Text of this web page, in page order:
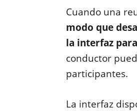
Cuando una
modo que
la interfaz
conductor
participantes.
La interfaz